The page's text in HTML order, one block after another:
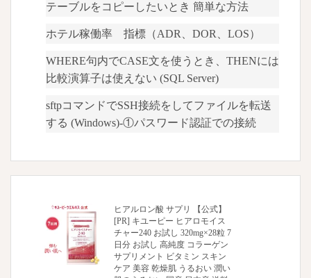
テーブルをコピーしたいとき 簡単な方法
ホテル稼働率 指標（ADR、DOR、LOS）
WHERE句内でCASE文を使うとき、THENには
比較演算子は使えない (SQL Server)
sftpコマンドでSSH接続をしてファイルを転送
する (Windows)-①パスワード認証での接続
ヒアルロン酸 サプリ 【公式】
[PR] キユーピー ヒアロモイス
チャー240 お試し 320mg×28粒 7
日分 お試し 高純度 コラーゲン
サプリメント ビタミン スキン
ケア 美容 乾燥肌 うるおい 潤い